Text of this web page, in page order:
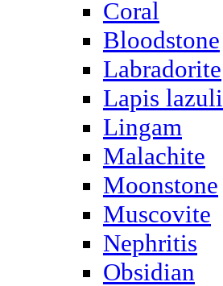
Coral
Bloodstone
Labradorite
Lapis lazuli
Lingam
Malachite
Moonstone
Muscovite
Nephritis
Obsidian